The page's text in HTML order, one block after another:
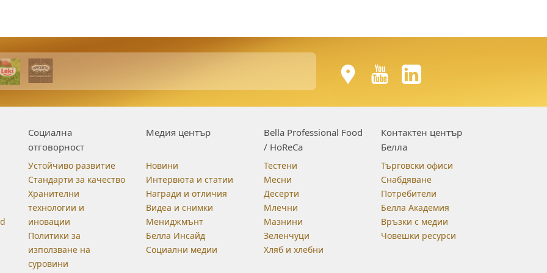
Социална
отговорност
Устойчиво развитие
Стандарти за качество
Хранителни
технологии и
иновации
Политики за
използване на
суровини
Медия център
Новини
Интервюта и статии
Награди и отличия
Видеа и снимки
Мениджмънт
Белла Инсайд
Социални медии
Bella Professional Food
/ HoReCa
Тестени
Месни
Десерти
Млечни
Мазнини
Зеленчуци
Хляб и хлебни
Контактен център
Белла
Търговски офиси
Снабдяване
Потребители
Белла Академия
Връзки с медии
Човешки ресурси